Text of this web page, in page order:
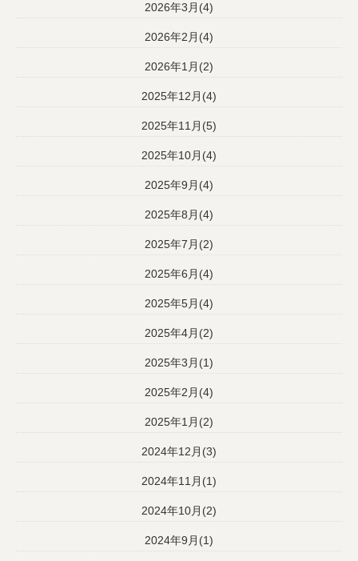
2026年3月(4)
2026年2月(4)
2026年1月(2)
2025年12月(4)
2025年11月(5)
2025年10月(4)
2025年9月(4)
2025年8月(4)
2025年7月(2)
2025年6月(4)
2025年5月(4)
2025年4月(2)
2025年3月(1)
2025年2月(4)
2025年1月(2)
2024年12月(3)
2024年11月(1)
2024年10月(2)
2024年9月(1)